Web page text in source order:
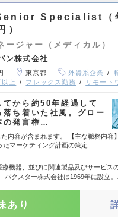
Specialist（
）
ージャー（メディカル）
ン株式会社
東京都 外資系企業
上 フレックス勤務 リモート
てから約50年経過して
落ち着いた社風。グロー
の発言権…
内容が含まれます。 【主な職務内容
たマーケティング計画の策定…
機器、並びに関連製品及びサービス
バクスター株式会社は1969年に設立。
あり